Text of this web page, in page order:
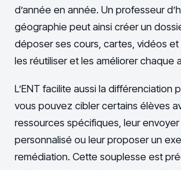
d’année en année. Un professeur
géographie peut ainsi créer un
déposer ses cours, cartes, vidéos et
les réutiliser et les améliorer chaque
L’ENT facilite aussi la différenciation
vous pouvez cibler certains élèves
ressources spécifiques, leur
personnalisé ou leur proposer un
remédiation. Cette souplesse est